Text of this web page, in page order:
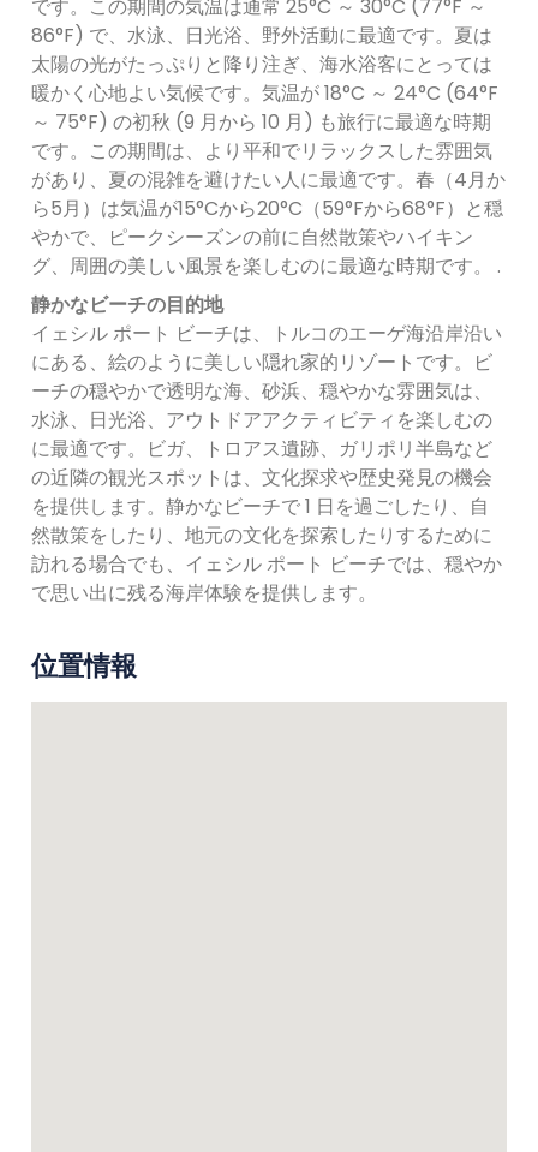
です。この期間の気温は通常 25°C ～ 30°C (77°F ～
86°F) で、水泳、日光浴、野外活動に最適です。夏は
太陽の光がたっぷりと降り注ぎ、海水浴客にとっては
暖かく心地よい気候です。気温が 18°C ～ 24°C (64°F
～ 75°F) の初秋 (9 月から 10 月) も旅行に最適な時期
です。この期間は、より平和でリラックスした雰囲気
があり、夏の混雑を避けたい人に最適です。春（4月か
ら5月）は気温が15°Cから20°C（59°Fから68°F）と穏
やかで、ピークシーズンの前に自然散策やハイキン
グ、周囲の美しい風景を楽しむのに最適な時期です。 .
静かなビーチの目的地
イェシル ポート ビーチは、トルコのエーゲ海沿岸沿い
にある、絵のように美しい隠れ家的リゾートです。ビ
ーチの穏やかで透明な海、砂浜、穏やかな雰囲気は、
水泳、日光浴、アウトドアアクティビティを楽しむの
に最適です。ビガ、トロアス遺跡、ガリポリ半島など
の近隣の観光スポットは、文化探求や歴史発見の機会
を提供します。静かなビーチで 1 日を過ごしたり、自
然散策をしたり、地元の文化を探索したりするために
訪れる場合でも、イェシル ポート ビーチでは、穏やか
で思い出に残る海岸体験を提供します。
位置情報